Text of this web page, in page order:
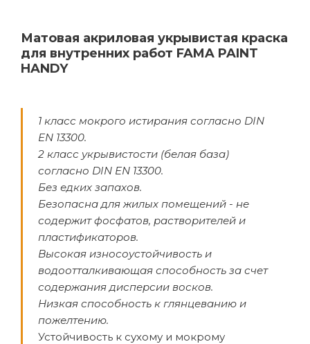
Матовая акриловая укрывистая краска
для внутренних работ FAMA PAINT
HANDY
1 класс мокрого истирания согласно DIN
EN 13300.
2 класс укрывистости (белая база)
согласно DIN EN 13300.
Без едких запахов.
Безопасна для жилых помещений - не
содержит фосфатов, растворителей и
пластификаторов.
Высокая износоустойчивость и
водоотталкивающая способность за счет
содержания дисперсии восков.
Низкая способность к глянцеванию и
пожелтению.
Устойчивость к сухому и мокрому